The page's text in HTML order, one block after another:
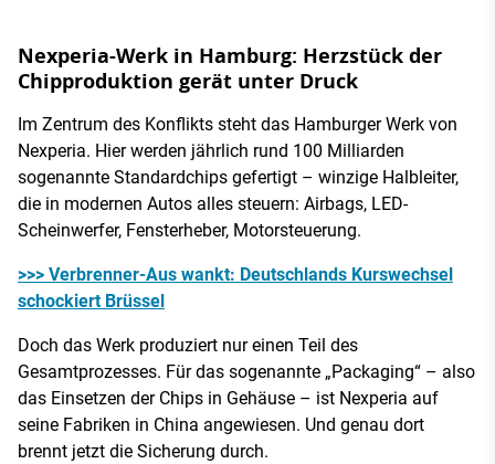
Nexperia-Werk in Hamburg: Herzstück der
Chipproduktion gerät unter Druck
Im Zentrum des Konflikts steht das Hamburger Werk von
Nexperia. Hier werden jährlich rund 100 Milliarden
sogenannte Standardchips gefertigt – winzige Halbleiter,
die in modernen Autos alles steuern: Airbags, LED-
Scheinwerfer, Fensterheber, Motorsteuerung.
>>> Verbrenner-Aus wankt: Deutschlands Kurswechsel
schockiert Brüssel
Doch das Werk produziert nur einen Teil des
Gesamtprozesses. Für das sogenannte „Packaging“ – also
das Einsetzen der Chips in Gehäuse – ist Nexperia auf
seine Fabriken in China angewiesen. Und genau dort
brennt jetzt die Sicherung durch.